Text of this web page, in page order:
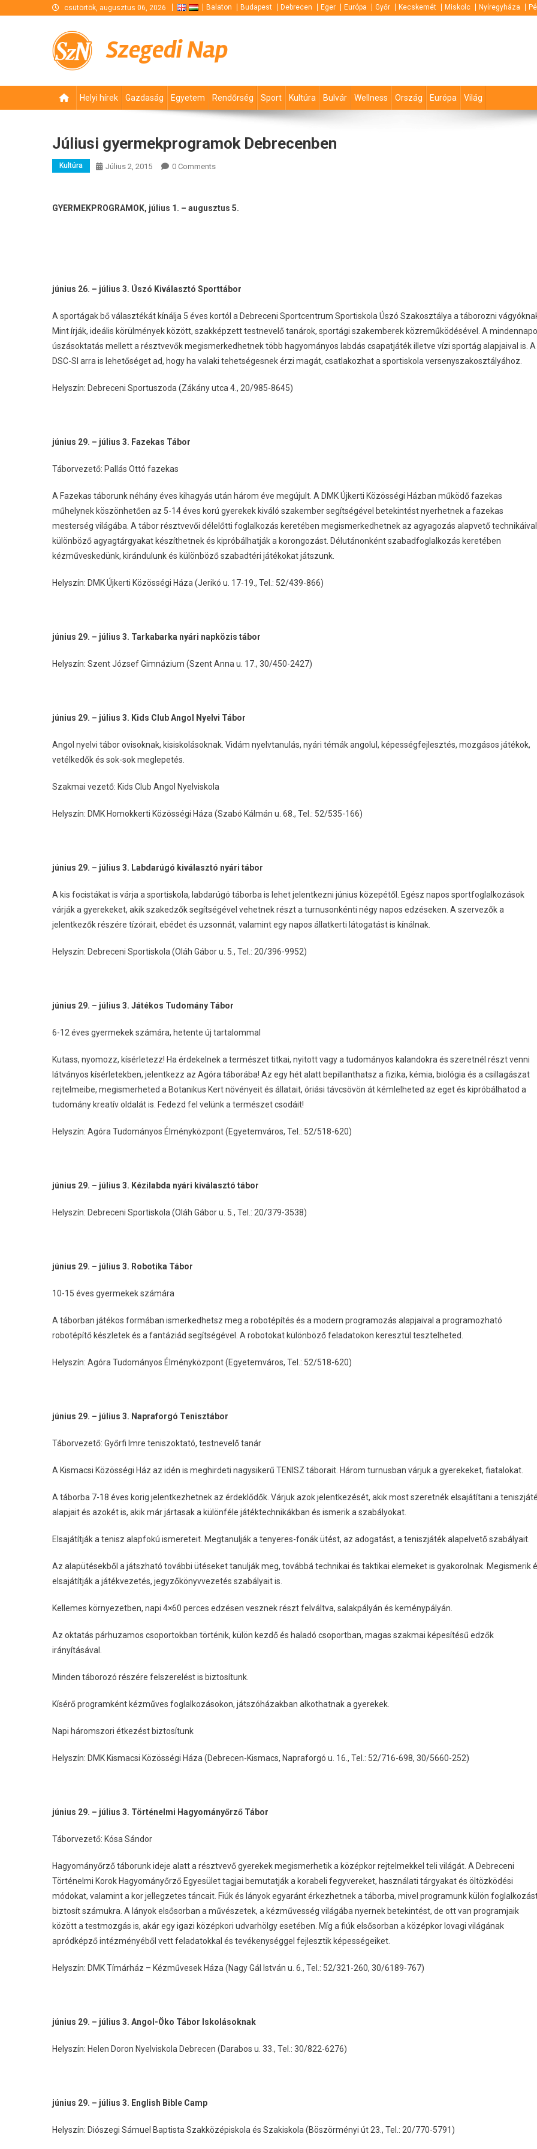
csütörtök, augusztus 06, 2026 Balaton Budapest Debrecen Eger Európa Győr Kecskemét Miskolc Nyíregyháza
Szegedi Nap
Helyi hírek Gazdaság Egyetem Rendőrség Sport Kultúra Bulvár Wellness Ország Európa Világ
Júliusi gyermekprogramok Debrecenben
Kultúra Július 2, 2015 0 Comments
GYERMEKPROGRAMOK, július 1. – augusztus 5.
június 26. – július 3. Úszó Kiválasztó Sporttábor
A sportágak bő választékát kínálja 5 éves kortól a Debreceni Sportcentrum Sportiskola Úszó Szakosztálya a táborozni
Mint írják, ideális körülmények között, szakképzett testnevelő tanárok, sportági szakemberek közreműködésével. A
úszásoktatás mellett a résztvevők megismerkedhetnek több hagyományos labdás csapatjáték illetve vízi sportág alapjaival is. A
DSC-SI arra is lehetőséget ad, hogy ha valaki tehetségesnek érzi magát, csatlakozhat a sportiskola versenyszakosztályához.
Helyszín: Debreceni Sportuszoda (Zákány utca 4., 20/985-8645)
június 29. – július 3. Fazekas Tábor
Táborvezető: Pallás Ottó fazekas
A Fazekas táborunk néhány éves kihagyás után három éve megújult. A DMK Újkerti Közösségi Házban működő fazekas
műhelynek köszönhetően az 5-14 éves korú gyerekek kiváló szakember segítségével betekintést nyerhetnek a fazekas
mesterség világába. A tábor résztvevői délelőtti foglalkozás keretében megismerkedhetnek az agyagozás alapvető
különböző agyagtárgyakat készíthetnek és kipróbálhatják a korongozást. Délutánonként szabadfoglalkozás keretében
kézműveskedünk, kirándulunk és különböző szabadtéri játékokat játszunk.
Helyszín: DMK Újkerti Közösségi Háza (Jerikó u. 17-19., Tel.: 52/439-866)
június 29. – július 3. Tarkabarka nyári napközis tábor
Helyszín: Szent József Gimnázium (Szent Anna u. 17., 30/450-2427)
június 29. – július 3. Kids Club Angol Nyelvi Tábor
Angol nyelvi tábor ovisoknak, kisiskolásoknak. Vidám nyelvtanulás, nyári témák angolul, képességfejlesztés, mozgásos játékok,
vetélkedők és sok-sok meglepetés.
Szakmai vezető: Kids Club Angol Nyelviskola
Helyszín: DMK Homokkerti Közösségi Háza (Szabó Kálmán u. 68., Tel.: 52/535-166)
június 29. – július 3. Labdarúgó kiválasztó nyári tábor
A kis focistákat is várja a sportiskola, labdarúgó táborba is lehet jelentkezni június közepétől. Egész napos sportfoglalkozások
várják a gyerekeket, akik szakedzők segítségével vehetnek részt a turnusonkénti négy napos edzéseken. A szervezők a
jelentkezők részére tízórait, ebédet és uzsonnát, valamint egy napos állatkerti látogatást is kínálnak.
Helyszín: Debreceni Sportiskola (Oláh Gábor u. 5., Tel.: 20/396-9952)
június 29. – július 3. Játékos Tudomány Tábor
6-12 éves gyermekek számára, hetente új tartalommal
Kutass, nyomozz, kísérletezz! Ha érdekelnek a természet titkai, nyitott vagy a tudományos kalandokra és szeretnél részt venni
látványos kísérletekben, jelentkezz az Agóra táborába! Az egy hét alatt bepillanthatsz a fizika, kémia, biológia és a csillagászat
rejtelmeibe, megismerheted a Botanikus Kert növényeit és állatait, óriási távcsövön át kémlelheted az eget és kipróbálhatod a
tudomány kreatív oldalát is. Fedezd fel velünk a természet csodáit!
Helyszín: Agóra Tudományos Élményközpont (Egyetemváros, Tel.: 52/518-620)
június 29. – július 3. Kézilabda nyári kiválasztó tábor
Helyszín: Debreceni Sportiskola (Oláh Gábor u. 5., Tel.: 20/379-3538)
június 29. – július 3. Robotika Tábor
10-15 éves gyermekek számára
A táborban játékos formában ismerkedhetsz meg a robotépítés és a modern programozás alapjaival a programozható
robotépítő készletek és a fantáziád segítségével. A robotokat különböző feladatokon keresztül tesztelheted.
Helyszín: Agóra Tudományos Élményközpont (Egyetemváros, Tel.: 52/518-620)
június 29. – július 3. Napraforgó Tenisztábor
Táborvezető: Győrfi Imre teniszoktató, testnevelő tanár
A Kismacsi Közösségi Ház az idén is meghirdeti nagysikerű TENISZ táborait. Három turnusban várjuk a gyerekeket, fiatalokat.
A táborba 7-18 éves korig jelentkezhetnek az érdeklődők. Várjuk azok jelentkezését, akik most szeretnék elsajátítani a
alapjait és azokét is, akik már jártasak a különféle játéktechnikákban és ismerik a szabályokat.
Elsajátítják a tenisz alapfokú ismereteit. Megtanulják a tenyeres-fonák ütést, az adogatást, a teniszjáték alapelvető szabályait.
Az alapütésekből a játszható további ütéseket tanulják meg, továbbá technikai és taktikai elemeket is gyakorolnak. Megismerik
elsajátítják a játékvezetés, jegyzőkönyvvezetés szabályait is.
Kellemes környezetben, napi 4×60 perces edzésen vesznek részt felváltva, salakpályán és keménypályán.
Az oktatás párhuzamos csoportokban történik, külön kezdő és haladó csoportban, magas szakmai képesítésű edzők
irányításával.
Minden táborozó részére felszerelést is biztosítunk.
Kísérő programként kézműves foglalkozásokon, játszóházakban alkothatnak a gyerekek.
Napi háromszori étkezést biztosítunk
Helyszín: DMK Kismacsi Közösségi Háza (Debrecen-Kismacs, Napraforgó u. 16., Tel.: 52/716-698, 30/5660-252)
június 29. – július 3. Történelmi Hagyományőrző Tábor
Táborvezető: Kósa Sándor
Hagyományőrző táborunk ideje alatt a résztvevő gyerekek megismerhetik a középkor rejtelmekkel teli világát. A Debreceni
Történelmi Korok Hagyományőrző Egyesület tagjai bemutatják a korabeli fegyvereket, használati tárgyakat és öltözködési
módokat, valamint a kor jellegzetes táncait. Fiúk és lányok egyaránt érkezhetnek a táborba, mivel programunk külön
biztosít számukra. A lányok elsősorban a művészetek, a kézművesség világába nyernek betekintést, de ott van programjaik
között a testmozgás is, akár egy igazi középkori udvarhölgy esetében. Míg a fiúk elsősorban a középkor lovagi világának
apródképző intézményéből vett feladatokkal és tevékenységgel fejlesztik képességeiket.
Helyszín: DMK Tímárház – Kézművesek Háza (Nagy Gál István u. 6., Tel.: 52/321-260, 30/6189-767)
június 29. – július 3. Angol-Öko Tábor Iskolásoknak
Helyszín: Helen Doron Nyelviskola Debrecen (Darabos u. 33., Tel.: 30/822-6276)
június 29. – július 3. English Bible Camp
Helyszín: Diószegi Sámuel Baptista Szakközépiskola és Szakiskola (Böszörményi út 23., Tel.: 20/770-5791)